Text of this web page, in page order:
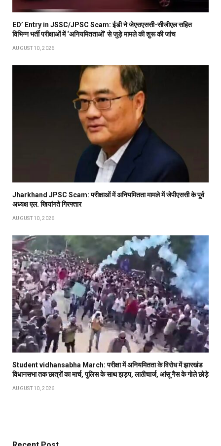
ED’ Entry in JSSC/JPSC Scam: ईडी ने जेएसएससी-सीजीएल सहित
विभिन्न भर्ती परीक्षाओं में ‘अनियमितताओं’ से जुड़े मामले की शुरू की जांच
AUGUST 10, 2026
Jharkhand JPSC Scam: परीक्षाओं में अनियमितता मामले में जेपीएससी के पूर्व
अध्यक्ष एल. खियांगते गिरफ्तार
AUGUST 10, 2026
Student vidhansabha March: परीक्षा में अनियमितता के विरोध में झारखंड
विधानसभा तक छात्रों का मार्च, पुलिस के साथ झड़प, लाठीचार्ज, आंसू गैस के गोले छोड़े
AUGUST 10, 2026